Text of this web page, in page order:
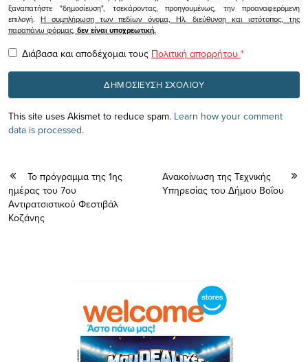
ξαναπατήστε "δημοσίευση", τσεκάροντας, προηγουμένως, την προαναφερόμενη
επιλογή.Η συμπλήρωση των πεδίων όνομα, Ηλ. διεύθυνση και ιστότοπος, της
παραπάνω φόρμας, δεν είναι υποχρεωτική.
Διάβασα και αποδέχομαι τους Πολιτική απορρήτου *
This site uses Akismet to reduce spam. Learn how your comment
data is processed.
Το πρόγραμμα της 1ης
ημέρας του 7ου
Αντιρατσιστικού Φεστιβάλ
Κοζάνης
Ανακοίνωση της Τεχνικής
Υπηρεσίας του Δήμου Βοΐου